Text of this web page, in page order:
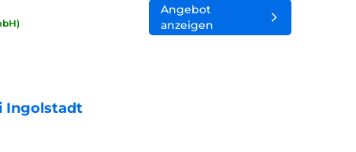
Angebot
anzeigen
Ingolstadt